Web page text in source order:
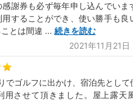
謝券も必ず毎年申し込んでいま
することができ、使い勝手も良
とは間違 ... 続きを読む
2021年11月21
でゴルフに出かけ、宿泊先として
用させて頂きました。屋上露天